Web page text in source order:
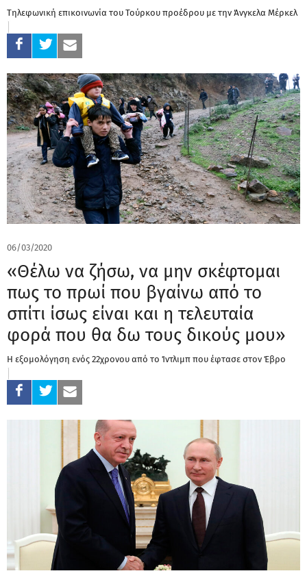
Τηλεφωνική επικοινωνία του Τούρκου προέδρου με την Άνγκελα Μέρκελ
06/03/2020
«Θέλω να ζήσω, να μην σκέφτομαι
πως το πρωί που βγαίνω από το
σπίτι ίσως είναι και η τελευταία
φορά που θα δω τους δικούς μου»
Η εξομολόγηση ενός 22χρονου από το Ίντλιμπ που έφτασε στον Έβρο